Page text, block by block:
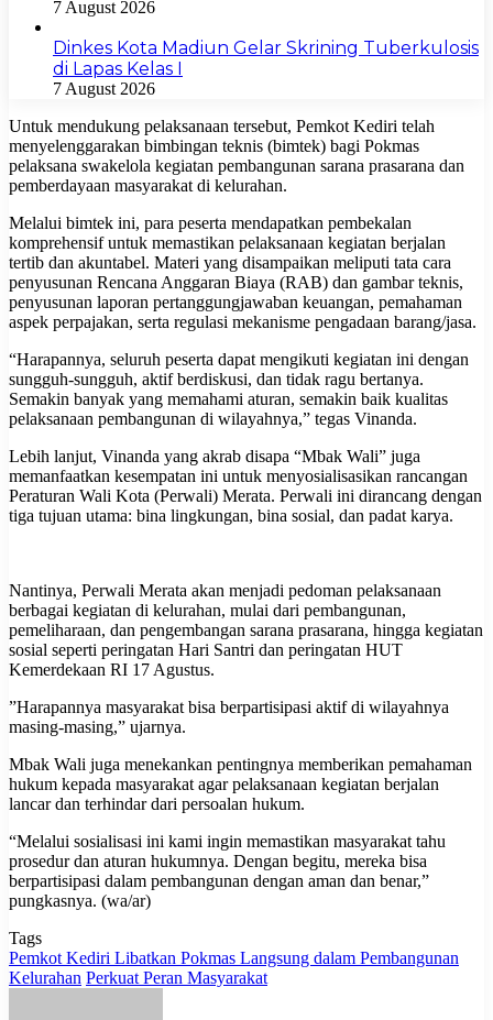
7 August 2026
Dinkes Kota Madiun Gelar Skrining Tuberkulosis
di Lapas Kelas I
7 August 2026
​Untuk mendukung pelaksanaan tersebut, Pemkot Kediri telah
menyelenggarakan bimbingan teknis (bimtek) bagi Pokmas
pelaksana swakelola kegiatan pembangunan sarana prasarana dan
pemberdayaan masyarakat di kelurahan.
​Melalui bimtek ini, para peserta mendapatkan pembekalan
komprehensif untuk memastikan pelaksanaan kegiatan berjalan
tertib dan akuntabel. Materi yang disampaikan meliputi tata cara
penyusunan Rencana Anggaran Biaya (RAB) dan gambar teknis,
penyusunan laporan pertanggungjawaban keuangan, pemahaman
aspek perpajakan, serta regulasi mekanisme pengadaan barang/jasa.
​“Harapannya, seluruh peserta dapat mengikuti kegiatan ini dengan
sungguh-sungguh, aktif berdiskusi, dan tidak ragu bertanya.
Semakin banyak yang memahami aturan, semakin baik kualitas
pelaksanaan pembangunan di wilayahnya,” tegas Vinanda.
​Lebih lanjut, Vinanda yang akrab disapa “Mbak Wali” juga
memanfaatkan kesempatan ini untuk menyosialisasikan rancangan
Peraturan Wali Kota (Perwali) Merata. Perwali ini dirancang dengan
tiga tujuan utama: bina lingkungan, bina sosial, dan padat karya.
​Nantinya, Perwali Merata akan menjadi pedoman pelaksanaan
berbagai kegiatan di kelurahan, mulai dari pembangunan,
pemeliharaan, dan pengembangan sarana prasarana, hingga kegiatan
sosial seperti peringatan Hari Santri dan peringatan HUT
Kemerdekaan RI 17 Agustus.
​”Harapannya masyarakat bisa berpartisipasi aktif di wilayahnya
masing-masing,” ujarnya.
​Mbak Wali juga menekankan pentingnya memberikan pemahaman
hukum kepada masyarakat agar pelaksanaan kegiatan berjalan
lancar dan terhindar dari persoalan hukum.
​“Melalui sosialisasi ini kami ingin memastikan masyarakat tahu
prosedur dan aturan hukumnya. Dengan begitu, mereka bisa
berpartisipasi dalam pembangunan dengan aman dan benar,”
pungkasnya. (wa/ar)
Tags
Pemkot Kediri Libatkan Pokmas Langsung dalam Pembangunan
Kelurahan Perkuat Peran Masyarakat